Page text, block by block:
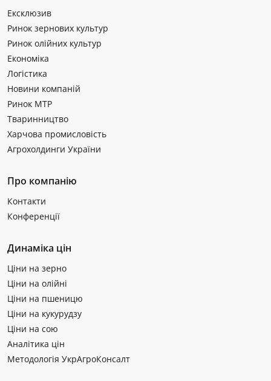
Ексклюзив
Ринок зернових культур
Ринок олійних культур
Економіка
Логістика
Новини компаній
Ринок МТР
Тваринництво
Харчова промисловість
Агрохолдинги України
Про компанію
Контакти
Конференції
Динаміка цін
Ціни на зерно
Ціни на олійні
Ціни на пшеницю
Ціни на кукурудзу
Ціни на сою
Аналітика цін
Методологія УкрАгроКонсалт